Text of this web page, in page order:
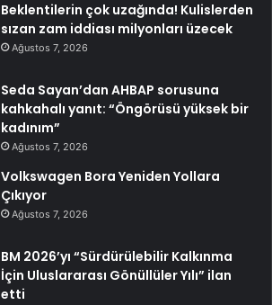
Beklentilerin çok uzağında! Kulislerden
sızan zam iddiası milyonları üzecek
Ağustos 7, 2026
Seda Sayan’dan AHBAP sorusuna
kahkahalı yanıt: “Öngörüsü yüksek bir
kadınım”
Ağustos 7, 2026
Volkswagen Bora Yeniden Yollara
Çıkıyor
Ağustos 7, 2026
BM 2026’yı “Sürdürülebilir Kalkınma
İçin Uluslararası Gönüllüler Yılı” ilan
etti